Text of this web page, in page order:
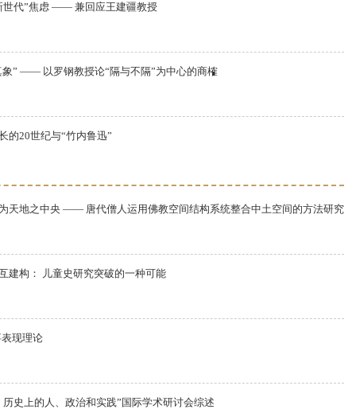
世代”焦虑 —— 兼回应王建疆教授
象” —— 以罗钢教授论“隔与不隔”为中心的商榷
的20世纪与“竹内鲁迅”
天地之中央 —— 唐代僧人运用佛教空间结构系统整合中土空间的方法研究
建构： 儿童史研究突破的一种可能
现理论
史上的人、政治和实践”国际学术研讨会综述